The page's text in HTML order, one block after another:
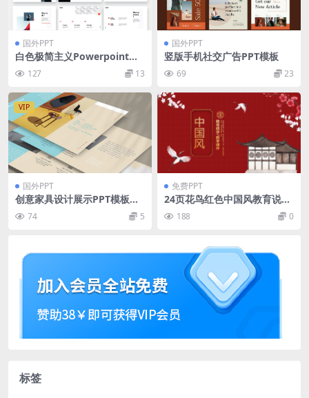
国外PPT
白色极简主义Powerpoint模
板（PPTX）
127 13
国外PPT
竖版手机社交广告PPT模板
69 23
VIP
国外PPT
创意家具设计展示PPT模板下
载[PPTX]
74 5
免费PPT
24页花鸟红色中国风教育说课
PPT模板免费下载
188 0
标签